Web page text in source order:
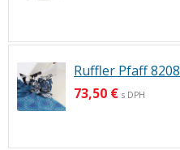
Ruffler Pfaff
73,50 € s DPH